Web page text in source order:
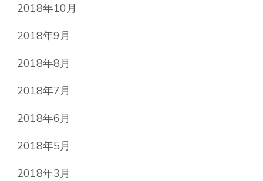
2018年10月
2018年9月
2018年8月
2018年7月
2018年6月
2018年5月
2018年3月